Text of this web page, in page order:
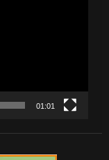
01:01